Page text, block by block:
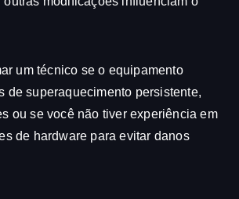
um técnico se o equipamento
de superaquecimento persistente,
ou se você não tiver experiência em
de hardware para evitar danos